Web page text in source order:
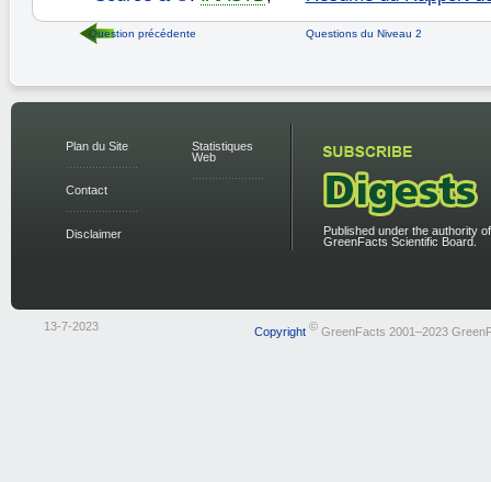
Question précédente Questions du Niveau 2
Plan du Site
Contact
Disclaimer
Statistiques
Web
Published under the authority
GreenFacts Scientific Board.
13-7-2023 Copyright ©GreenFacts 2001–2023